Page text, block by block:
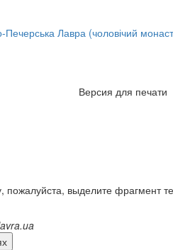
Печерська Лавра (чоловічий
Версия для печати
выделите фрагмент